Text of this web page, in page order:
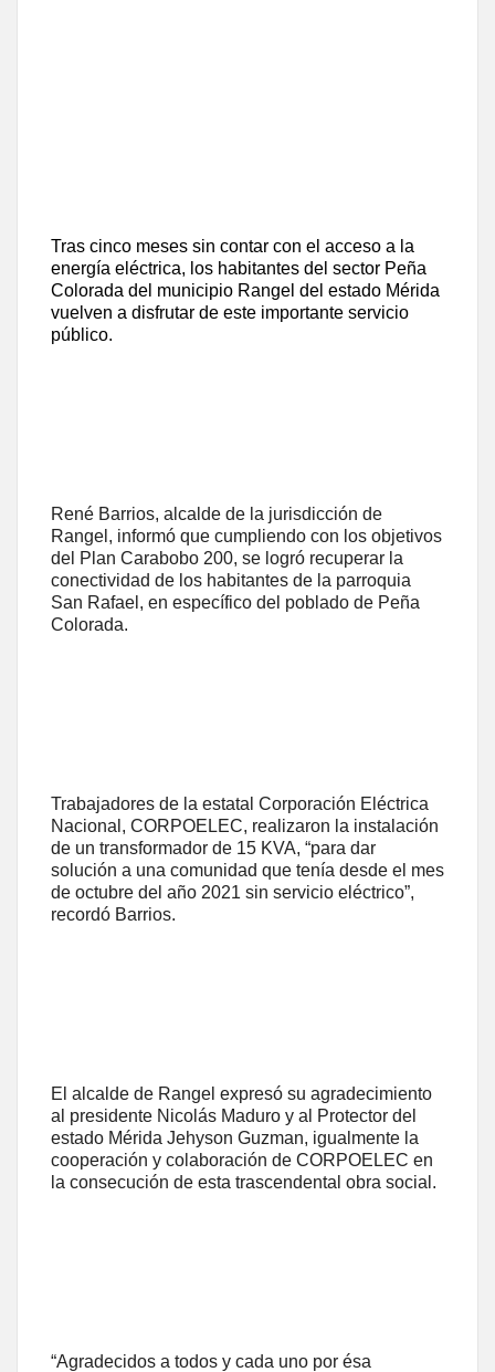
Tras cinco meses sin contar con el acceso a la
energía eléctrica, los habitantes del sector Peña
Colorada del municipio Rangel del estado Mérida
vuelven a disfrutar de este importante servicio
público.
René Barrios, alcalde de la jurisdicción de
Rangel, informó que cumpliendo con los objetivos
del Plan Carabobo 200, se logró recuperar la
conectividad de los habitantes de la parroquia
San Rafael, en específico del poblado de Peña
Colorada.
Trabajadores de la estatal Corporación Eléctrica
Nacional, CORPOELEC, realizaron la instalación
de un transformador de 15 KVA, “para dar
solución a una comunidad que tenía desde el mes
de octubre del año 2021 sin servicio eléctrico”,
recordó Barrios.
El alcalde de Rangel expresó su agradecimiento
al presidente Nicolás Maduro y al Protector del
estado Mérida Jehyson Guzman, igualmente la
cooperación y colaboración de CORPOELEC en
la consecución de esta trascendental obra social.
“Agradecidos a todos y cada uno por ésa